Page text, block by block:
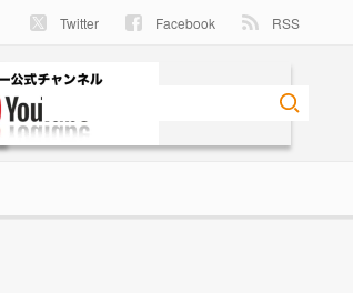
Twitter Facebook RSS